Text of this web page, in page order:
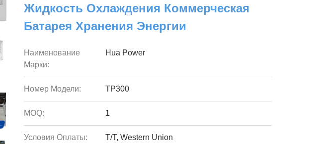
Жидкость Охлаждения Коммерческая
Батарея Хранения Энергии
Наименование
Марки:
Hua Power
Номер Модели: TP300
MOQ: 1
Условия Оплаты: T/T, Western Union